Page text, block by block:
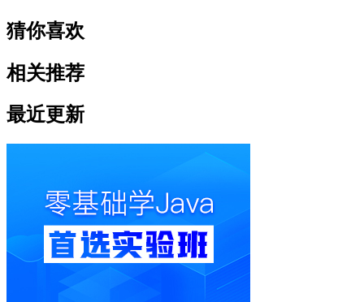
猜你喜欢
相关推荐
最近更新